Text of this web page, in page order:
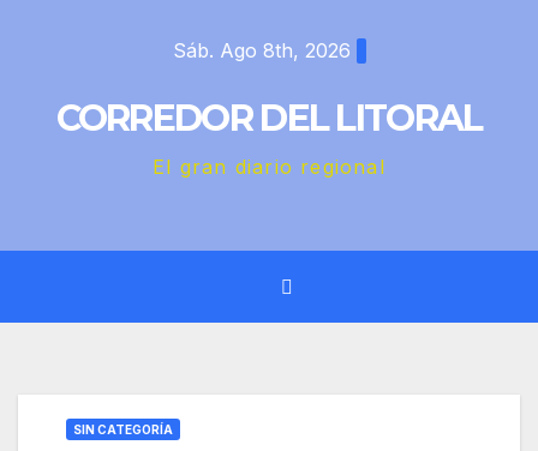
Sáb. Ago 8th, 2026
CORREDOR DEL LITORAL
El gran diario regional
SIN CATEGORÍA